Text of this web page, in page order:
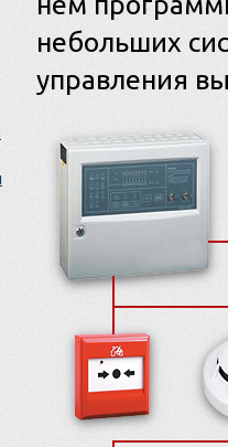
небольших
управления